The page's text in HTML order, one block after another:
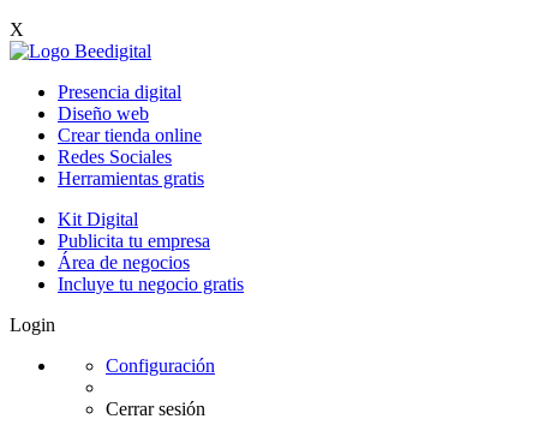
X
Presencia digital
Diseño web
Crear tienda online
Redes Sociales
Herramientas gratis
Kit Digital
Publicita tu empresa
Área de negocios
Incluye tu negocio gratis
Login
Configuración
Cerrar sesión